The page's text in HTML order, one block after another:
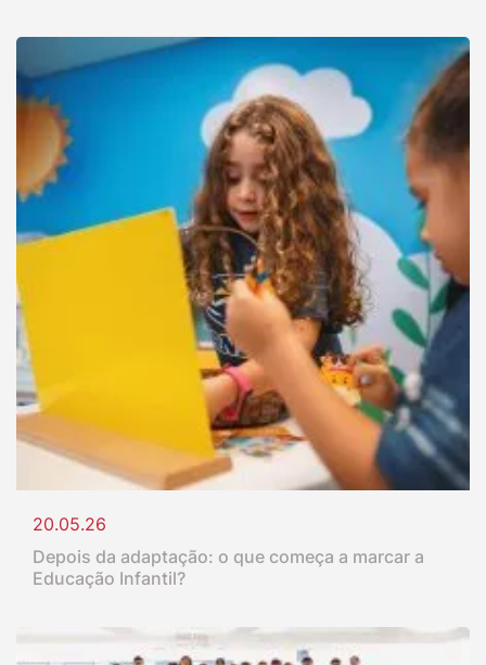
20.05.26
Depois da adaptação: o que começa a marcar a
Educação Infantil?